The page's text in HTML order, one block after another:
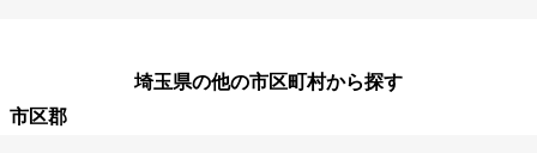
埼玉県の他の市区町村から探す
市区郡